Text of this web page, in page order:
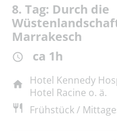
8. Tag: Durch die
Marrakesch
ca 1h
Hotel Kennedy
Hotel Racine o. ä.
Frühstück /